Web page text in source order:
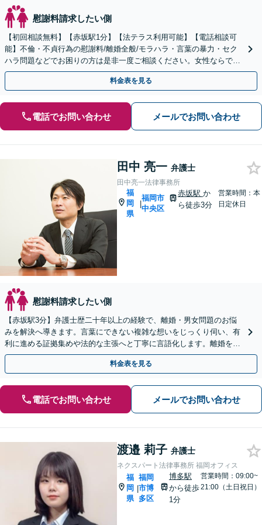
慰謝料請求したい側
【初回相談無料】【赤坂駅1分】【法テラス利用可能】【電話相談可
能】不倫・不貞行為の慰謝料/離婚全般/モラハラ・言葉の暴力・セク
ハラ問題などでお困りの方は是非一度ご相談ください。女性ならでは
の感性を活かしつつ、法的解決を計ります。
料金表を見る
電話でお問い合わせ メールでお問い合わせ
田中 亮一 弁護士
田中亮一法律事務所
福
岡
県
|
福岡市
中央区
赤坂駅 か
ら徒歩3分
営業時間：本
日定休日
慰謝料請求したい側
【赤坂駅3分】弁護士歴二十年以上の経験で、離婚・男女問題のお悩
みを解決へ導きます。言葉にできない複雑な想いをじっくり伺い、有
利に進める証拠集めや法的な主張へと丁寧に言語化します。離婚をす
べきか悩んでいる段階でもご相談ください【初回相談無料】
料金表を見る
電話でお問い合わせ メールでお問い合わせ
渡邉 莉子 弁護士
ネクスパート法律事務所 福岡オフィス
福
岡
県
|
福岡
市博
多区
博多駅
から徒歩
1分
営業時間：09:00~
21:00（土日祝日）